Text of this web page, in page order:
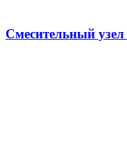
Смесительный